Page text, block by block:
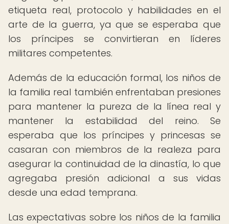
etiqueta real, protocolo y habilidades en el
arte de la guerra, ya que se esperaba que
los príncipes se convirtieran en líderes
militares competentes.
Además de la educación formal, los niños de
la familia real también enfrentaban presiones
para mantener la pureza de la línea real y
mantener la estabilidad del reino. Se
esperaba que los príncipes y princesas se
casaran con miembros de la realeza para
asegurar la continuidad de la dinastía, lo que
agregaba presión adicional a sus vidas
desde una edad temprana.
Las expectativas sobre los niños de la familia